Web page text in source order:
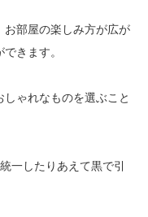
部屋の楽しみ方が広が
きます。
ゃれなものを選ぶこと
一したりあえて黒で引